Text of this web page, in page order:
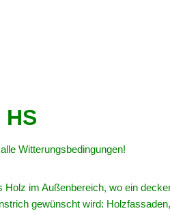
Witterungsbedingungen!
im Außenbereich, wo ein
gewünscht wird: